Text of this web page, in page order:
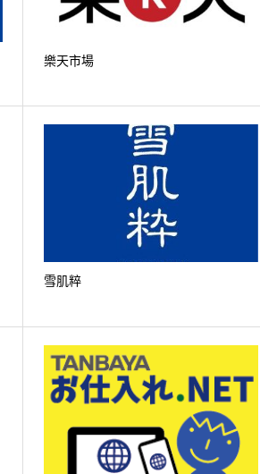
樂天市場
雪肌粹